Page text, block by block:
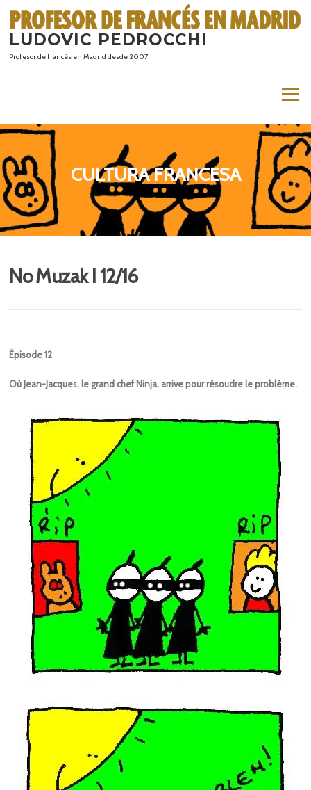
contenido
LUDOVIC PEDROCCHI
Profesor de francés en Madrid desde 2007
Menú
CULTURA FRANCESA
No Muzak ! 12/16
Épisode 12
Où Jean-Jacques, le grand chef Ninja, arrive pour résoudre le problème.